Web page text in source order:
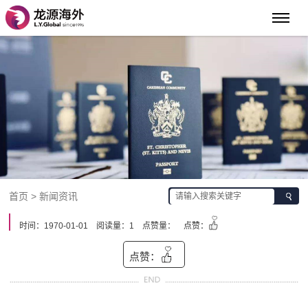
首页 > 新闻资讯
时间：1970-01-01 阅读量：1 点赞量： 点赞：
点赞：